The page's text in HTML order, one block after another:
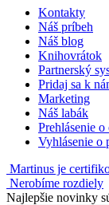
Kontakty
Náš príbeh
Náš blog
Knihovrátok
Partnerský
Pridaj sa k
Marketing
Náš labák
Prehlásenie o
Vyhlásenie o
Martinus je
Nerobíme rozdiely
Najlepšie novinky